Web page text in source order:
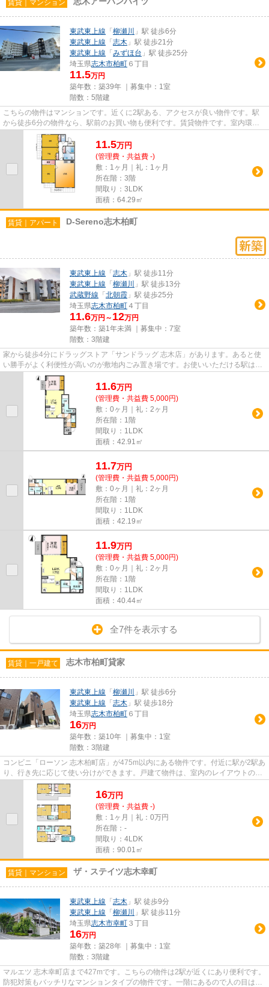
賃貸｜マンション
東武東上線 「 柳瀬川
」駅 徒歩6分
東武東上線 「 志木 」駅 徒歩21分
東武東上線 「 みずほ台 」駅 徒歩25分
埼玉県志木市柏町 ６丁目
11.5万円
築年数：築39年 ｜募集中： 1室
階数：5階建
こちらの物件はマンションです。近くに2駅ある、アクセスが良い物件です。駅
から徒歩6分の物件なら、駅前のお買い物も便利です。賃貸物件です。室内環境
も整っています。当社スタッフ...
11.5万円
(管理費・共益費 -)
敷：1ヶ月｜礼：1ヶ月
所在階：3階
間取り：3LDK
面積：64.29㎡
賃貸｜アパート D-Sereno志木柏町
東武東上線 「 志木 」駅 徒歩11分
東武東上線 「 柳瀬川
」駅 徒歩13分
武蔵野線 「 北朝霞 」駅 徒歩25分
埼玉県志木市柏町 ４丁目
11.6万円～ 12万円
築年数：築1年未満 ｜募集中： 7室
階数：3階建
家から徒歩4分にドラッグストア「サンドラッグ 志木店」があります。あると使
い勝手がよく利便性が高いのが敷地内ごみ置き場です。お使いいただける駅は2
駅あり、行き先に応じて使い分...
11.6万円
(管理費・共益費 5,000円)
敷：0ヶ月｜礼：2ヶ月
所在階：1階
間取り：1LDK
面積：42.91㎡
11.7万円
(管理費・共益費 5,000円)
敷：0ヶ月｜礼：2ヶ月
所在階：1階
間取り：1LDK
面積：42.19㎡
11.9万円
(管理費・共益費 5,000円)
敷：0ヶ月｜礼：2ヶ月
所在階：1階
間取り：1LDK
面積：40.44㎡
全7件を表示する
賃貸｜一戸建て 志木市柏町貸家
東武東上線 「 柳瀬川
」駅 徒歩6分
東武東上線 「 志木 」駅 徒歩18分
埼玉県志木市柏町 ６丁目
16万円
築年数：築10年 ｜募集中： 1室
階数：3階建
コンビニ「ローソン 志木柏町店」が475m以内にある物件です。付近に駅が2駅あ
り、行き先に応じて使い分けができます。戸建て物件は、室内のレイアウトの自
由度も高くお勧めです。新し...
16万円
(管理費・共益費 -)
敷：1ヶ月｜礼：0万円
所在階：-
間取り：4LDK
面積：90.01㎡
賃貸｜マンション ザ・ステイツ志木幸町
東武東上線 「 志木 」駅 徒歩9分
東武東上線 「 柳瀬川
」駅 徒歩11分
埼玉県志木市幸町 ３丁目
16万円
築年数：築28年 ｜募集中： 1室
階数：3階建
マルエツ 志木幸町店まで427mです。こちらの物件は2駅が近くにあり便利です。
防犯対策もバッチリなマンションタイプの物件です。一階にあるので人の目は気